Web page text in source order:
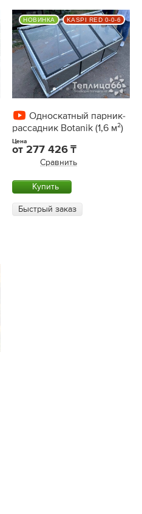
Односкатный парник-
рассадник Botanik (1,6 м²)
Цена
от 277 426
Сравнить
Купить
Быстрый заказ
НОВИНКА KASPI RED 0-0-6